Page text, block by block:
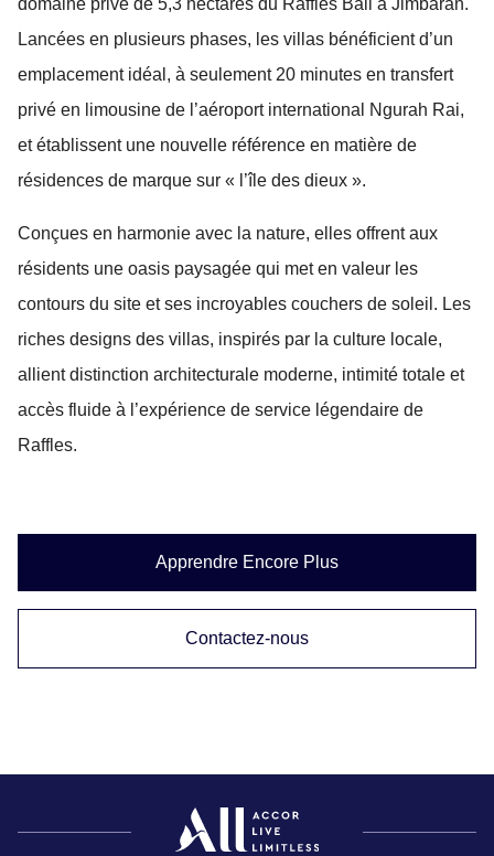
domaine privé de 5,3 hectares du Raffles Bali à Jimbaran.
Lancées en plusieurs phases, les villas bénéficient d’un
emplacement idéal, à seulement 20 minutes en transfert
privé en limousine de l’aéroport international Ngurah Rai,
et établissent une nouvelle référence en matière de
résidences de marque sur « l’île des dieux ».
Conçues en harmonie avec la nature, elles offrent aux
résidents une oasis paysagée qui met en valeur les
contours du site et ses incroyables couchers de soleil. Les
riches designs des villas, inspirés par la culture locale,
allient distinction architecturale moderne, intimité totale et
accès fluide à l’expérience de service légendaire de
Raffles.
Apprendre Encore Plus
Contactez-nous